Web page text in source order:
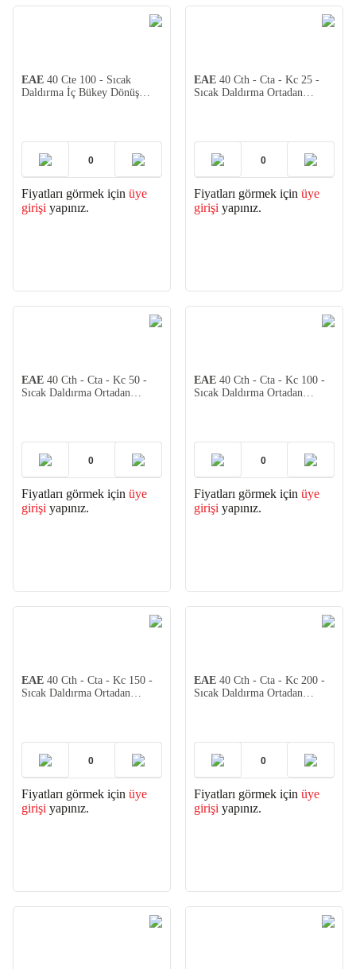
EAE 40 Cte 100 - Sıcak
Daldırma İç Bükey Dönüş
Fiyatları görmek için üye
girişi yapınız.
EAE 40 Cth - Cta - Kc 25 -
Sıcak Daldırma Ortadan
Fiyatları görmek için üye
girişi yapınız.
EAE 40 Cth - Cta - Kc 50 -
Sıcak Daldırma Ortadan
Fiyatları görmek için üye
girişi yapınız.
EAE 40 Cth - Cta - Kc 100 -
Sıcak Daldırma Ortadan
Fiyatları görmek için üye
girişi yapınız.
EAE 40 Cth - Cta - Kc 150 -
Sıcak Daldırma Ortadan
Fiyatları görmek için üye
girişi yapınız.
EAE 40 Cth - Cta - Kc 200 -
Sıcak Daldırma Ortadan
Fiyatları görmek için üye
girişi yapınız.